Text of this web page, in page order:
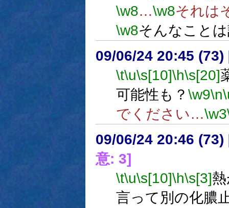
\w8…\w8それは
\w8そんなこと
09/06/24 20:45 (73)
\t\u\s[10]\h\s[20]
可能性も？ \w9\n
でください…\w3
09/06/24 20:46 (73)
意: 3]
\t\u\s[10]\h\s[3]
言って別の化膿